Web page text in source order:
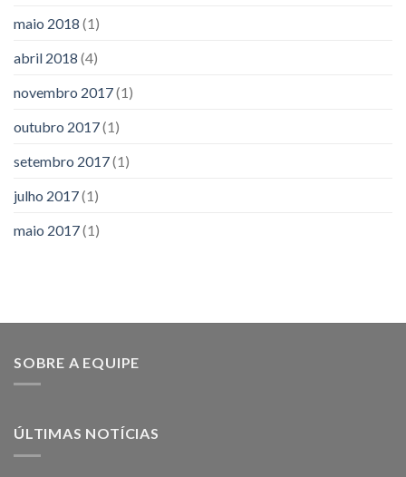
maio 2018 (1)
abril 2018 (4)
novembro 2017(1)
outubro 2017(1)
setembro 2017(1)
julho 2017(1)
maio 2017(1)
SOBRE A EQUIPE
ÚLTIMAS NOTÍCIAS